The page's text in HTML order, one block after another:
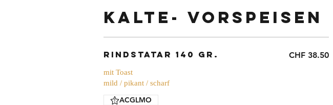
Kalte- Vorspeisen
Rindstatar 140 gr.
mit Toast
mild / pikant / scharf
CHF 38.50
ACGLMO